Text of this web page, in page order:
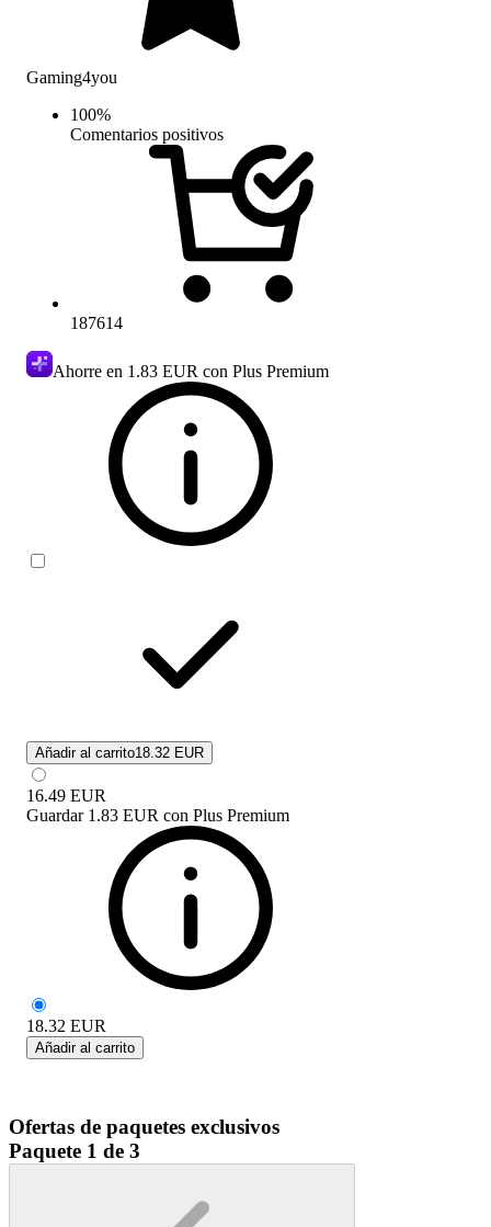
Gaming4you
100%
Comentarios positivos
187614
Ahorre en 1.83 EUR con Plus Premium
Añadir al carrito18.32 EUR
16.49 EUR
Guardar 1.83 EUR con Plus Premium
18.32 EUR
Añadir al carrito
Ofertas de paquetes exclusivos
Paquete 1 de 3